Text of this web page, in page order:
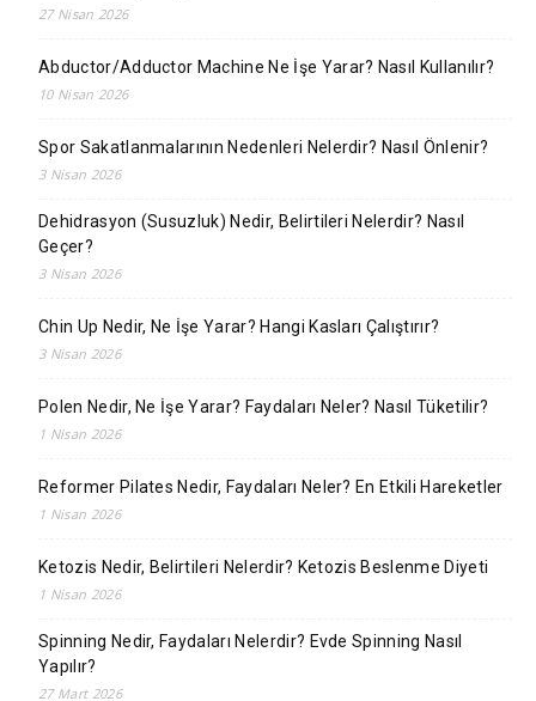
27 Nisan 2026
Abductor/Adductor Machine Ne İşe Yarar? Nasıl Kullanılır?
10 Nisan 2026
Spor Sakatlanmalarının Nedenleri Nelerdir? Nasıl Önlenir?
3 Nisan 2026
Dehidrasyon (Susuzluk) Nedir, Belirtileri Nelerdir? Nasıl
Geçer?
3 Nisan 2026
Chin Up Nedir, Ne İşe Yarar? Hangi Kasları Çalıştırır?
3 Nisan 2026
Polen Nedir, Ne İşe Yarar? Faydaları Neler? Nasıl Tüketilir?
1 Nisan 2026
Reformer Pilates Nedir, Faydaları Neler? En Etkili Hareketler
1 Nisan 2026
Ketozis Nedir, Belirtileri Nelerdir? Ketozis Beslenme Diyeti
1 Nisan 2026
Spinning Nedir, Faydaları Nelerdir? Evde Spinning Nasıl
Yapılır?
27 Mart 2026